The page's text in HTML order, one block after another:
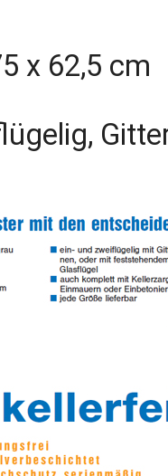
x 62,5 cm